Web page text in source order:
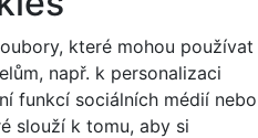
které mohou používat
např. k personalizaci
funkcí sociálních médií nebo
slouží k tomu, aby si